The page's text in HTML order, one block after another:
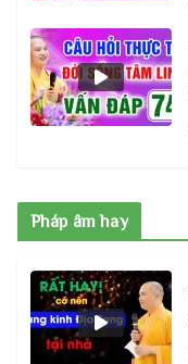
Pháp âm hay